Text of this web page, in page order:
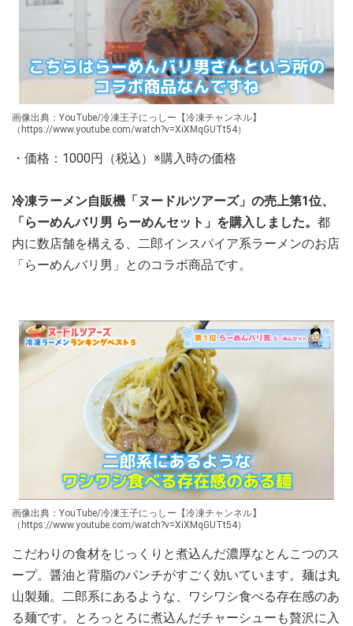
画像出典：YouTube/冷凍王子にっしー【冷凍チャンネル】
（https://www.youtube.com/watch?v=XiXMqGUTt54）
・価格：1000円（税込）※購入時の価格
冷凍ラーメン自販機「ヌードルツアーズ」の売上第1位、
「らーめんバリ男 らーめんセット」を購入しました。 都
内に数店舗を構える、二郎インスパイア系ラーメンのお店
「らーめんバリ男」とのコラボ商品です。
画像出典：YouTube/冷凍王子にっしー【冷凍チャンネル】
（https://www.youtube.com/watch?v=XiXMqGUTt54）
こだわりの食材をじっくりと煮込んだ濃厚なとんこつのス
ープ。醤油と背脂のパンチがすごく効いています。麺は丸
山製麺。二郎系にあるような、ワシワシ食べる存在感のあ
る麺です。とろっとろに煮込んだチャーシューも贅沢に入